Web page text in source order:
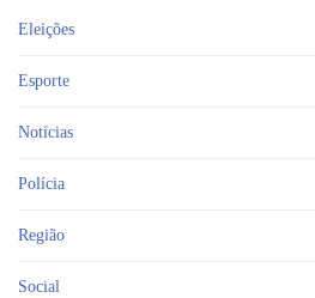
Eleições
Esporte
Notícias
Polícia
Região
Social